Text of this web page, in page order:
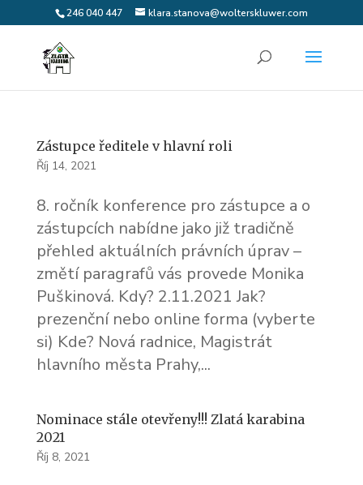
246 040 447 klara.stanova@wolterskluwer.com
Zástupce ředitele v hlavní roli
Říj 14, 2021
8. ročník konference pro zástupce a o
zástupcích nabídne jako již tradičně
přehled aktuálních právních úprav –
změtí paragrafů vás provede Monika
Puškinová. Kdy? 2.11.2021 Jak?
prezenční nebo online forma (vyberte
si) Kde? Nová radnice, Magistrát
hlavního města Prahy,...
Nominace stále otevřeny!!! Zlatá karabina
2021
Říj 8, 2021